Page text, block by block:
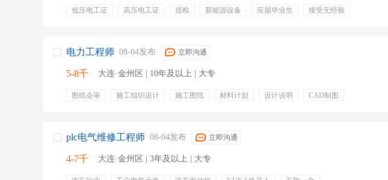
低压电工证 高压电工证 巡检 新能源设备 应届毕业生
接受无经验
带薪年假
租房补贴 零食下午茶
电力工程师 08-04发布 立即沟通
5-8千 大连·金州区 | 10年及以上 | 大专
图纸会审 施工组织设计 施工图纸 材料计划 设计说明
CAD制图
plc电气维修工程师 08-04发布 立即沟通
4-7千 大连·金州区 | 3年及以上 | 大专